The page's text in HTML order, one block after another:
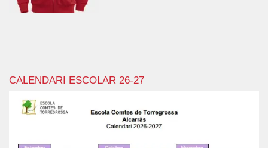
CALENDARI ESCOLAR 26-27